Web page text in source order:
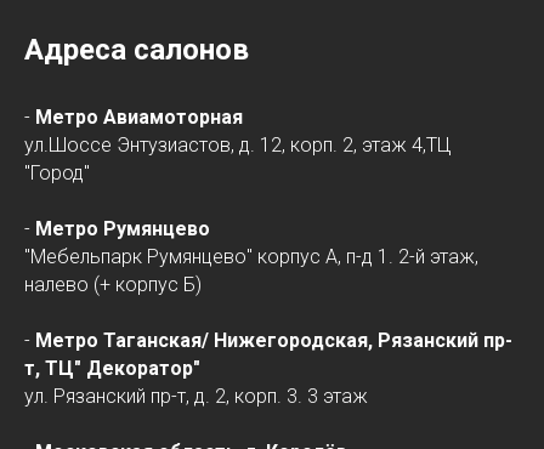
Адреса салонов
- Метро Авиамоторная
ул.Шоссе Энтузиастов, д. 12, корп. 2, этаж 4,ТЦ
"Город"
- Метро Румянцево
"Мебельпарк Румянцево" корпус А, п-д 1. 2-й этаж,
налево (+ корпус Б)
- Метро Таганская/ Нижегородская, Рязанский пр-
т, ТЦ" Декоратор"
ул. Рязанский пр-т, д. 2, корп. 3. 3 этаж